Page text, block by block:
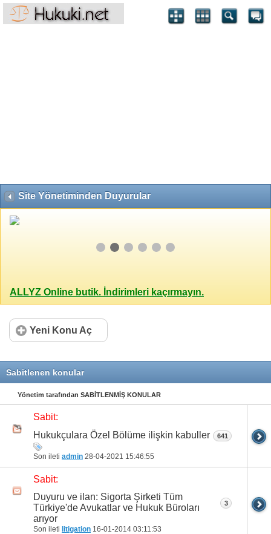
Site Yönetiminden Duyurular
ALLYZ Online butik. İndirimleri kaçırmayın.
Yeni Konu Aç
Sabitlenen konular
Yönetim tarafından SABİTLENMİŞ KONULAR
Sabit:
Hukukçulara Özel Bölüme ilişkin kabuller
Son ileti admin 28-04-2021 15:46:55
641
Sabit:
Duyuru ve ilan: Sigorta Şirketi Tüm
Türkiye'de Avukatlar ve Hukuk Büroları
arıyor
Son ileti litigation 16-01-2014 03:11:53
3